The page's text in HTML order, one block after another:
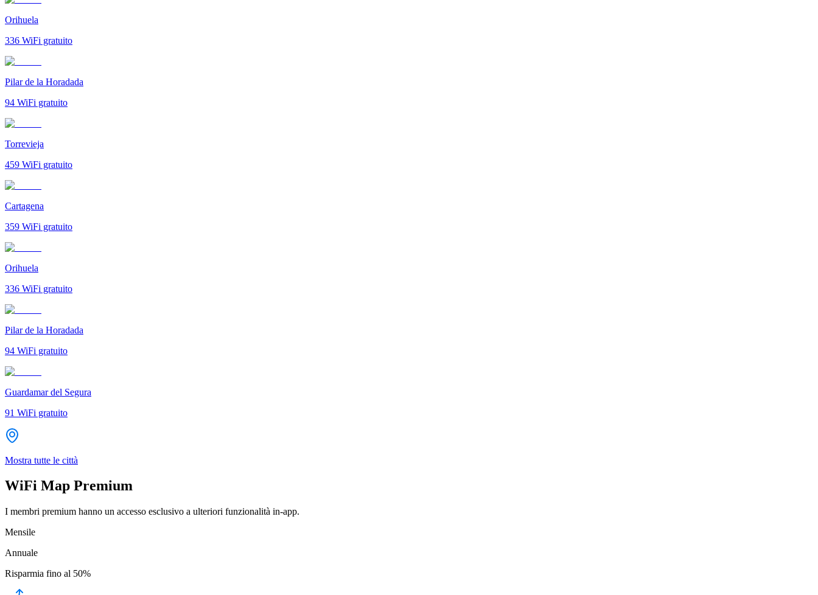
Orihuela
336 WiFi gratuito
Pilar de la Horadada
94 WiFi gratuito
Torrevieja
459 WiFi gratuito
Cartagena
359 WiFi gratuito
Orihuela
336 WiFi gratuito
Pilar de la Horadada
94 WiFi gratuito
Guardamar del Segura
91 WiFi gratuito
Mostra tutte le città
WiFi Map Premium
I membri premium hanno un accesso esclusivo a ulteriori funzionalità in-app.
Mensile
Annuale
Risparmia fino al 50%